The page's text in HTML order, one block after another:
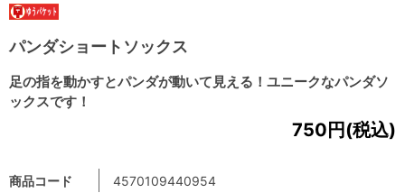
パンダショートソックス
足の指を動かすとパンダが動いて見える！ユニークなパンダソ
ックスです！
750円(税込)
商品コード 4570109440954